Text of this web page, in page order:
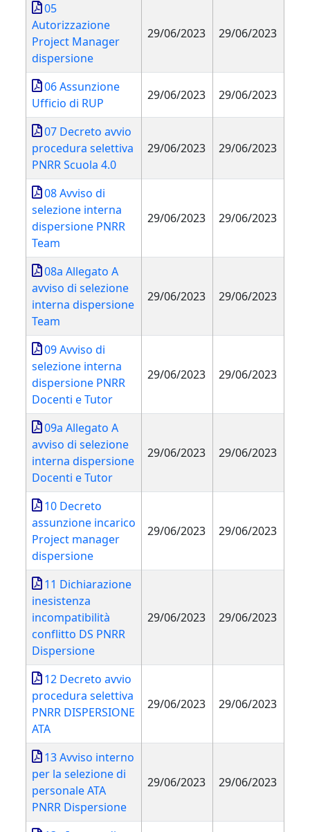
05
Autorizzazione
Project Manager
dispersione
29/06/2023 29/06/2023
06 Assunzione
Ufficio di RUP
29/06/2023 29/06/2023
07 Decreto avvio
procedura selettiva
PNRR Scuola 4.0
29/06/2023 29/06/2023
08 Avviso di
selezione interna
dispersione PNRR
Team
29/06/2023 29/06/2023
08a Allegato A
avviso di selezione
interna dispersione
Team
29/06/2023 29/06/2023
09 Avviso di
selezione interna
dispersione PNRR
Docenti e Tutor
29/06/2023 29/06/2023
09a Allegato A
avviso di selezione
interna dispersione
Docenti e Tutor
29/06/2023 29/06/2023
10 Decreto
assunzione incarico
Project manager
dispersione
29/06/2023 29/06/2023
11 Dichiarazione
inesistenza
incompatibilità
conflitto DS PNRR
Dispersione
29/06/2023 29/06/2023
12 Decreto avvio
procedura selettiva
PNRR DISPERSIONE
ATA
29/06/2023 29/06/2023
13 Avviso interno
per la selezione di
personale ATA
PNRR Dispersione
29/06/2023 29/06/2023